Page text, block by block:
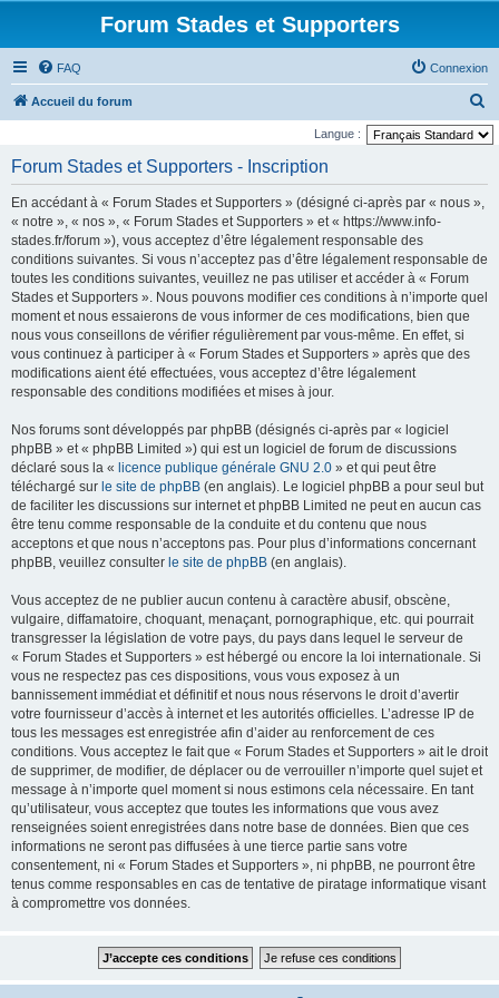
Forum Stades et Supporters
FAQ Connexion
Accueil du forum
e
Langue :
Forum Stades et Supporters - Inscription
En accédant à « Forum Stades et Supporters » (désigné ci-après par « nous »,
« notre », « nos », « Forum Stades et Supporters » et « https://www.info-
stades.fr/forum »), vous acceptez d’être légalement responsable des
conditions suivantes. Si vous n’acceptez pas d’être légalement responsable de
toutes les conditions suivantes, veuillez ne pas utiliser et accéder à « Forum
Stades et Supporters ». Nous pouvons modifier ces conditions à n’importe quel
moment et nous essaierons de vous informer de ces modifications, bien que
nous vous conseillons de vérifier régulièrement par vous-même. En effet, si
vous continuez à participer à « Forum Stades et Supporters » après que des
modifications aient été effectuées, vous acceptez d’être légalement
responsable des conditions modifiées et mises à jour.
Nos forums sont développés par phpBB (désignés ci-après par « logiciel
phpBB » et « phpBB Limited ») qui est un logiciel de forum de discussions
déclaré sous la « licence publique générale GNU 2.0 » et qui peut être
téléchargé sur le site de phpBB (en anglais). Le logiciel phpBB a pour seul but
de faciliter les discussions sur internet et phpBB Limited ne peut en aucun cas
être tenu comme responsable de la conduite et du contenu que nous
acceptons et que nous n’acceptons pas. Pour plus d’informations concernant
phpBB, veuillez consulter le site de phpBB (en anglais).
Vous acceptez de ne publier aucun contenu à caractère abusif, obscène,
vulgaire, diffamatoire, choquant, menaçant, pornographique, etc. qui pourrait
transgresser la législation de votre pays, du pays dans lequel le serveur de
« Forum Stades et Supporters » est hébergé ou encore la loi internationale. Si
vous ne respectez pas ces dispositions, vous vous exposez à un
bannissement immédiat et définitif et nous nous réservons le droit d’avertir
votre fournisseur d’accès à internet et les autorités officielles. L’adresse IP de
tous les messages est enregistrée afin d’aider au renforcement de ces
conditions. Vous acceptez le fait que « Forum Stades et Supporters » ait le droit
de supprimer, de modifier, de déplacer ou de verrouiller n’importe quel sujet et
message à n’importe quel moment si nous estimons cela nécessaire. En tant
qu’utilisateur, vous acceptez que toutes les informations que vous avez
renseignées soient enregistrées dans notre base de données. Bien que ces
informations ne seront pas diffusées à une tierce partie sans votre
consentement, ni « Forum Stades et Supporters », ni phpBB, ne pourront être
tenus comme responsables en cas de tentative de piratage informatique visant
à compromettre vos données.